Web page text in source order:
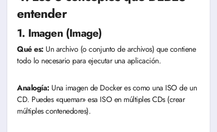
entender
1. Imagen (Image)
Qué es: Un archivo (o conjunto de archivos) que contiene
todo lo necesario para ejecutar una aplicación.
Analogía: Una imagen de Docker es como una ISO de un
CD. Puedes «quemar» esa ISO en múltiples CDs (crear
múltiples contenedores).